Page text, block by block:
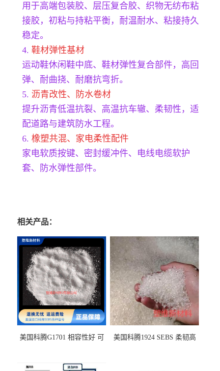
用于高端包装胶、层压复合胶、织物无纺布粘
接胶，初粘与持粘平衡，耐温耐水、粘接持久
稳定。
4. 鞋材弹性基材
运动鞋休闲鞋中底、鞋材弹性复合部件，高回
弹、耐曲挠、耐磨抗弯折。
5. 沥青改性、防水卷材
提升沥青低温抗裂、高温抗车辙、柔韧性，适
配道路与建筑防水工程。
6. 橡塑共混、家电柔性配件
家电软质按键、密封缓冲件、电线电缆软护
套、防水弹性部件。
相关产品：
美国科腾G1701 相容性好 可
美国科腾1924 SEBS 柔韧高